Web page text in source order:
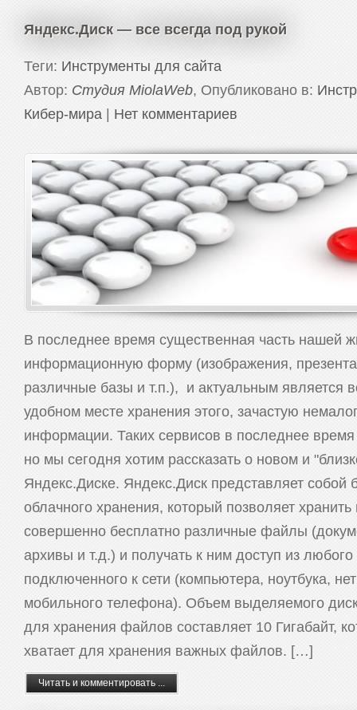
Яндекс.Диск — все всегда под рукой
Теги: Инструменты для сайта
Автор: Студия MiolaWeb, Опубликовано в:
Кибер-мира
Нет комментариев
В последнее время существенная часть нашей
информационную форму (изображения,
различные базы и т.п.), и актуальным является
удобном месте хранения этого, зачастую
информации. Таких сервисов в последнее
но мы сегодня хотим рассказать о новом и
Яндекс.Диске. Яндекс.Диск представляет собой
облачного хранения, который позволяет
совершенно бесплатно различные файлы
архивы и т.д.) и получать к ним доступ из любого
подключенного к сети (компьютера, ноутбука,
мобильного телефона). Объем выделяемого
для хранения файлов составляет 10 Гигабайт,
хватает для хранения важных файлов. […]
Читать и комментировать ...